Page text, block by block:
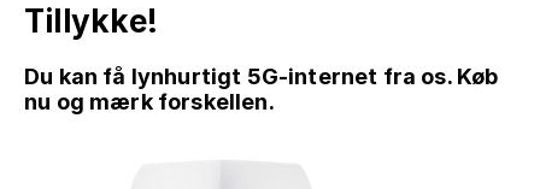
Tillykke!
Du kan få lynhurtigt 5G-internet fra os. Køb
nu og mærk forskellen.